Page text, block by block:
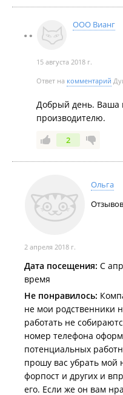
ООО Вианг
15 августа 2018 г.
Ответ на комментарий
Добрый день. Ваша
производителю.
2
Ольга
Отзывов
2 апреля 2018 г.
Дата посещения: С
время
Не понравилось:
не мои родственники
работать не
номер телефона
потенциальных
прошу вас убрать мой
форпост и других и
его. Если же он вам